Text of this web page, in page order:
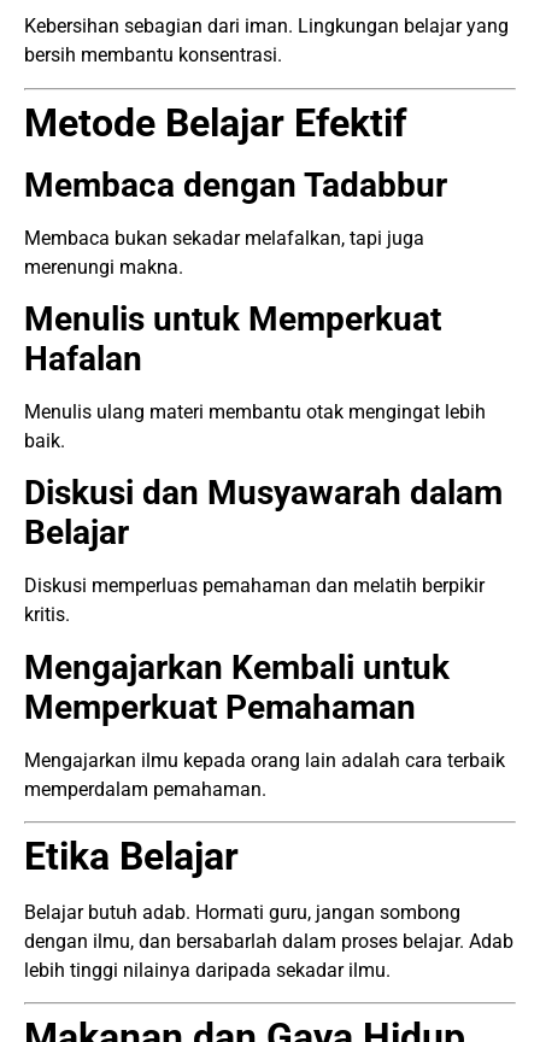
Kebersihan sebagian dari iman. Lingkungan belajar yang
bersih membantu konsentrasi.
Metode Belajar Efektif
Membaca dengan Tadabbur
Membaca bukan sekadar melafalkan, tapi juga
merenungi makna.
Menulis untuk Memperkuat
Hafalan
Menulis ulang materi membantu otak mengingat lebih
baik.
Diskusi dan Musyawarah dalam
Belajar
Diskusi memperluas pemahaman dan melatih berpikir
kritis.
Mengajarkan Kembali untuk
Memperkuat Pemahaman
Mengajarkan ilmu kepada orang lain adalah cara terbaik
memperdalam pemahaman.
Etika Belajar
Belajar butuh adab. Hormati guru, jangan sombong
dengan ilmu, dan bersabarlah dalam proses belajar. Adab
lebih tinggi nilainya daripada sekadar ilmu.